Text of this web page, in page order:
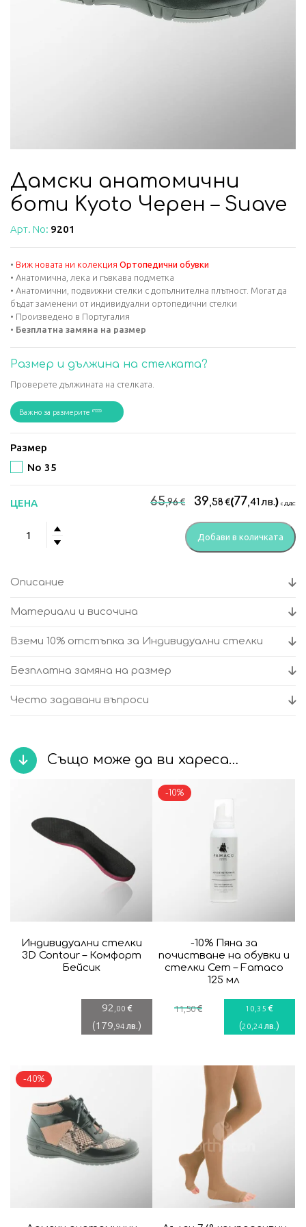
Дамски анатомични
боти Kyoto Черен – Suave
Арт. No: 9201
• Виж новата ни колекция Ортопедични обувки
• Анатомична, лека и гъвкава подметка
• Анатомични, подвижни стелки с допълнителна плътност. Могат да
бъдат заменени от индивидуални ортопедични стелки
• Произведено в Португалия
• Безплатна замяна на размер
Размер и дължина на стелката?
Проверете дължината на стелката.
Важно за размерите
Размер
No 35
ЦЕНА 65,96€
Original
was:
65,96€.
39,58 €(77,41 лв.) с ДДС
количество
боти
Черен
Добави в количката
Описание
Материали и височина
Вземи 10% отстъпка за Индивидуални стелки
Безплатна замяна на размер
Често задавани въпроси
Също може да ви хареса…
Индивидуални стелки
3D Contour – Комфорт
Бейсик
92 ,00 €
(179 ,94 лв.)
-10% Пяна за
почистване на обувки и
стелки Сет – Famaco
125 мл
11,50€ 10 ,35 €
(20 ,24 лв.)
-10%
-40%